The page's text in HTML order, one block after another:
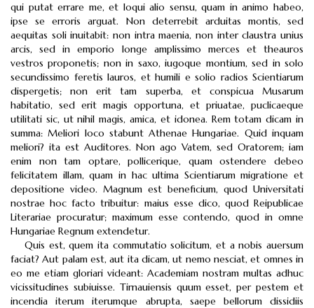
qui putat errare me, et loqui alio sensu, quam in animo habeo,
ipse se erroris arguat. Non deterrebit arduitas montis, sed
aequitas soli inuitabit: non intra maenia, non inter claustra unius
arcis, sed in emporio longe amplissimo merces et theauros
vestros proponetis; non in saxo, iugoque montium, sed in solo
secundissimo feretis lauros, et humili e solio radios Scientiarum
dispergetis; non erit tam superba, et conspicua Musarum
habitatio, sed erit magis opportuna, et priuatae, puclicaeque
utilitati sic, ut nihil magis, amica, et idonea. Rem totam dicam in
summa: Meliori loco stabunt Athenae Hungariae. Quid inquam
meliori? ita est Auditores. Non ago Vatem, sed Oratorem; iam
enim non tam optare, pollicerique, quam ostendere debeo
felicitatem illam, quam in hac ultima Scientiarum migratione et
depositione video. Magnum est beneficium, quod Universitati
nostrae hoc facto tribuitur: maius esse dico, quod Reipublicae
Literariae procuratur; maximum esse contendo, quod in omne
Hungariae Regnum extendetur.
Quis est, quem ita commutatio solicitum, et a nobis auersum
faciat? Aut palam est, aut ita dicam, ut nemo nesciat, et omnes in
eo me etiam gloriari videant: Academiam nostram multas adhuc
vicissitudines subiuisse. Tirnauiensis quum esset, per pestem et
incendia iterum iterumque abrupta, saepe bellorum dissidiis